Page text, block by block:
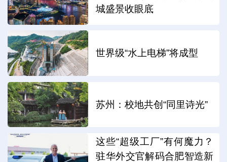
城盛景收眼底
世界级“水上电梯”将成型
苏州：校地共创“同里诗光”
这些“超级工厂”有何魔力？
驻华外交官解码合肥智造新